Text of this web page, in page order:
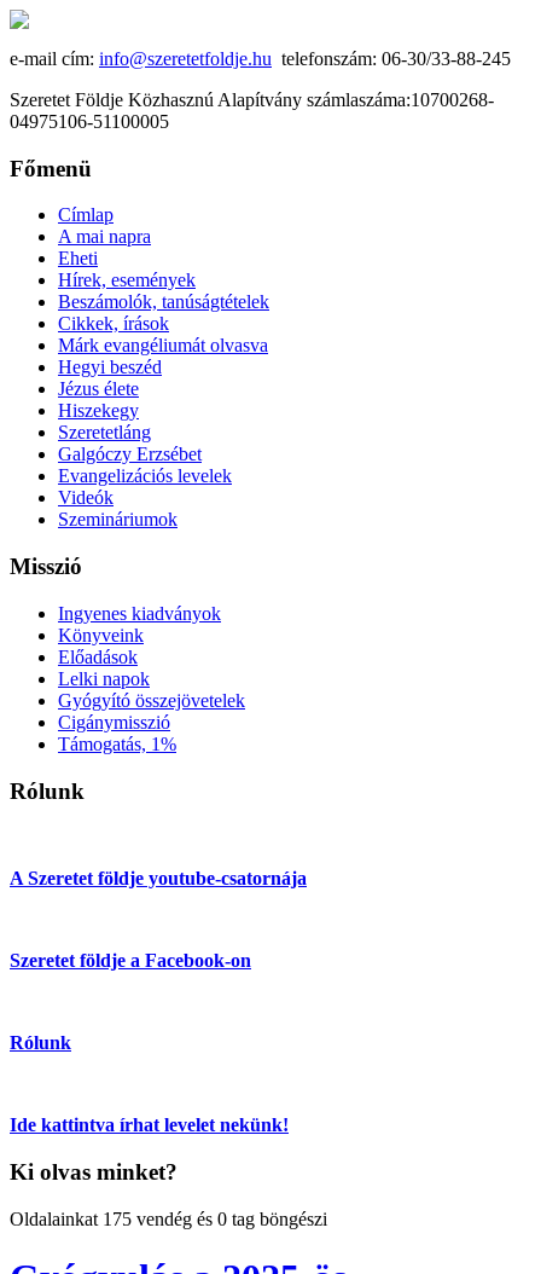
e-mail cím: info@szeretetfoldje.hu telefonszám: 06-30/33-88-245
Szeretet Földje Közhasznú Alapítvány számlaszáma:10700268-
04975106-51100005
Főmenü
Címlap
A mai napra
Eheti
Hírek, események
Beszámolók, tanúságtételek
Cikkek, írások
Márk evangéliumát olvasva
Hegyi beszéd
Jézus élete
Hiszekegy
Szeretetláng
Galgóczy Erzsébet
Evangelizációs levelek
Videók
Szemináriumok
Misszió
Ingyenes kiadványok
Könyveink
Előadások
Lelki napok
Gyógyító összejövetelek
Cigánymisszió
Támogatás, 1%
Rólunk
A Szeretet földje youtube-csatornája
Szeretet földje a Facebook-on
Rólunk
Ide kattintva írhat levelet nekünk!
Ki olvas minket?
Oldalainkat 175 vendég és 0 tag böngészi